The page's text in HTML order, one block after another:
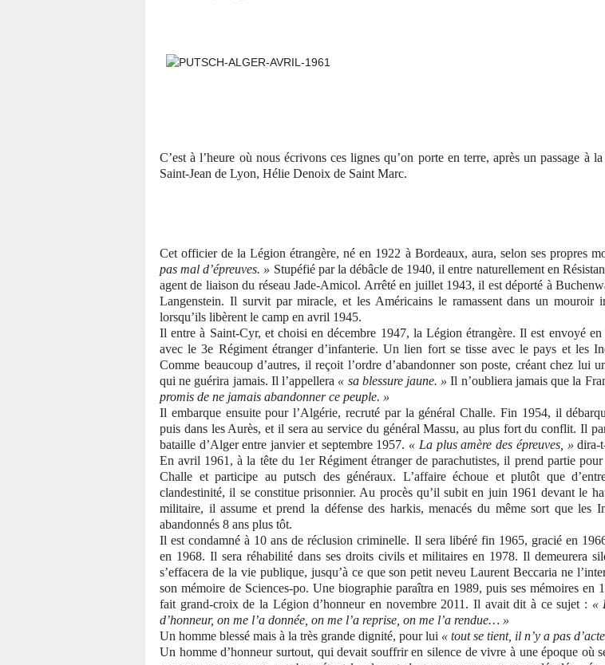
C’est à l’heure où nous écrivons ces lignes qu’on porte en terre, après un passage à
Saint-Jean de Lyon, Hélie Denoix de Saint Marc.
Cet officier de la Légion étrangère, né en 1922 à Bordeaux, aura, selon ses propres
pas mal d’épreuves. » Stupéfié par la débâcle de 1940, il entre naturellement en
agent de liaison du réseau Jade-Amicol. Arrêté en juillet 1943, il est déporté à
Langenstein. Il survit par miracle, et les Américains le ramassent dans un mouroir
lorsqu’ils libèrent le camp en avril 1945.
Il entre à Saint-Cyr, et choisi en décembre 1947, la Légion étrangère. Il est envoyé
avec le 3e Régiment étranger d’infanterie. Un lien fort se tisse avec le pays et les
Comme beaucoup d’autres, il reçoit l’ordre d’abandonner son poste, créant chez lui
qui ne guérira jamais. Il l’appellera « sa blessure jaune. » Il n’oubliera jamais que la
promis de ne jamais abandonner ce peuple. »
Il embarque ensuite pour l’Algérie, recruté par la général Challe. Fin 1954, il
puis dans les Aurès, et il sera au service du général Massu, au plus fort du conflit. Il
bataille d’Alger entre janvier et septembre 1957. « La plus amère des épreuves, » dira-
En avril 1961, à la tête du 1er Régiment étranger de parachutistes, il prend partie pour
Challe et participe au putsch des généraux. L’affaire échoue et plutôt que
clandestinité, il se constitue prisonnier. Au procès qu’il subit en juin 1961 devant le
militaire, il assume et prend la défense des harkis, menacés du même sort que les
abandonnés 8 ans plus tôt.
Il est condamné à 10 ans de réclusion criminelle. Il sera libéré fin 1965, gracié en
en 1968. Il sera réhabilité dans ses droits civils et militaires en 1978. Il demeurera
s’effacera de la vie publique, jusqu’à ce que son petit neveu Laurent Beccaria ne
son mémoire de Sciences-po. Une biographie paraîtra en 1989, puis ses mémoires en
fait grand-croix de la Légion d’honneur en novembre 2011. Il avait dit à ce sujet : «
d’honneur, on me l’a donnée, on me l’a reprise, on me l’a rendue… »
Un homme blessé mais à la très grande dignité, pour lui « tout se tient, il n’y a pas
Un homme d’honneur surtout, qui devait souffrir en silence de vivre à une époque où